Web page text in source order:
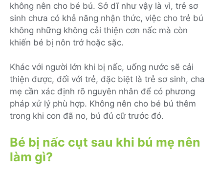
không nên cho bé bú. Sở dĩ như vậy là vì, trẻ sơ
sinh chưa có khả năng nhận thức, việc cho trẻ bú
không những không cải thiện cơn nấc mà còn
khiến bé bị nôn trớ hoặc sặc.
Khác với người lớn khi bị nấc, uống nước sẽ cải
thiện được, đối với trẻ, đặc biệt là trẻ sơ sinh, cha
mẹ cần xác định rõ nguyên nhân để có phương
pháp xử lý phù hợp. Không nên cho bé bú thêm
trong khi con đã no, bú đủ cữ trước đó.
Bé bị nấc cụt sau khi bú mẹ nên
làm gì?